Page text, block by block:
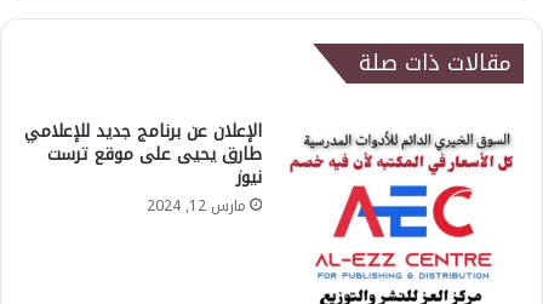
مقالات ذات صلة
الإعلان عن برنامج جديد للإعلامي
طارق يحيى على موقع ترست
نيوز
مارس 12, 2024